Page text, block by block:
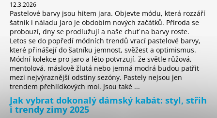
12.3.2026
Pastelové barvy jsou hitem jara. Objevte módu, která rozzáří
šatník i náladu Jaro je obdobím nových začátků. Příroda se
probouzí, dny se prodlužují a naše chuť na barvy roste.
Letos se do popředí módních trendů vrací pastelové barvy,
které přinášejí do šatníku jemnost, svěžest a optimismus.
Módní kolekce pro jaro a léto potvrzují, že světle růžová,
mentolová, máslově žlutá nebo jemná modrá budou patřit
mezi nejvýraznější odstíny sezóny. Pastely nejsou jen
trendem přehlídkových mol. Jsou také ...
Jak vybrat dokonalý dámský kabát: styl, střih
i trendy zimy 2025